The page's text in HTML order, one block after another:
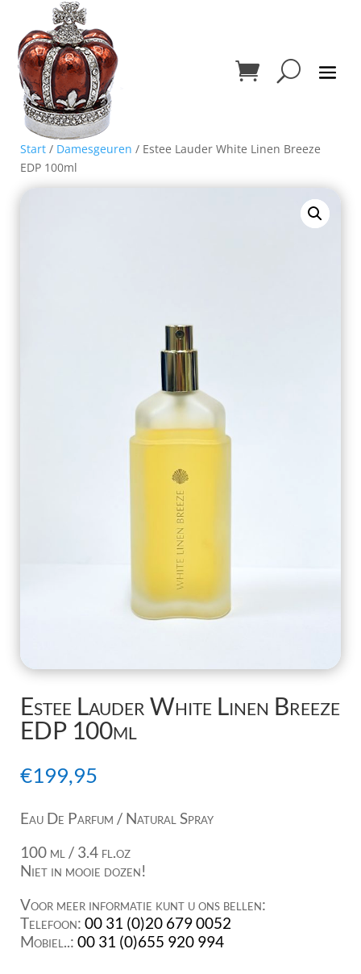
Start / Damesgeuren / Estee Lauder White Linen Breeze
EDP 100ml
Estee Lauder White Linen Breeze
EDP 100ml
€199,95
Eau De Parfum / Natural Spray
100 ml / 3.4 fl.oz
Niet in mooie dozen!
Voor meer informatie kunt u ons bellen:
Telefoon: 00 31 (0)20 679 0052
Mobiel..: 00 31 (0)655 920 994